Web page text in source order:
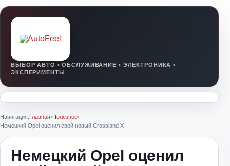
Навигация:Главная›Полезное›
Немецкий Opel оценил свой новый Crossland X
Немецкий Opel оценил